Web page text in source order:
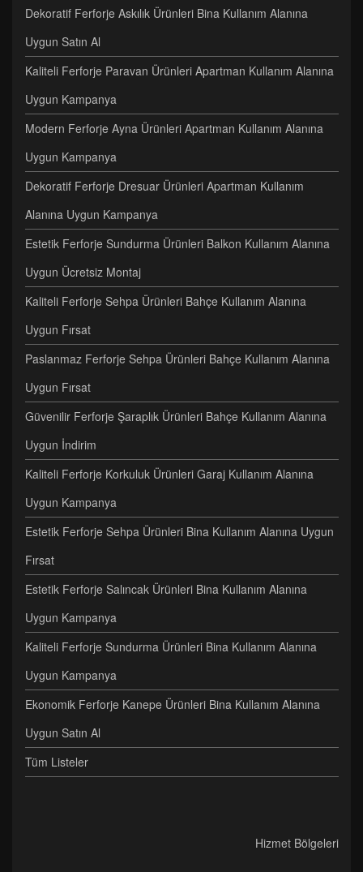
Dekoratif Ferforje Askılık Ürünleri Bina Kullanım Alanına
Uygun Satın Al
Kaliteli Ferforje Paravan Ürünleri Apartman Kullanım Alanına
Uygun Kampanya
Modern Ferforje Ayna Ürünleri Apartman Kullanım Alanına
Uygun Kampanya
Dekoratif Ferforje Dresuar Ürünleri Apartman Kullanım
Alanına Uygun Kampanya
Estetik Ferforje Sundurma Ürünleri Balkon Kullanım Alanına
Uygun Ücretsiz Montaj
Kaliteli Ferforje Sehpa Ürünleri Bahçe Kullanım Alanına
Uygun Fırsat
Paslanmaz Ferforje Sehpa Ürünleri Bahçe Kullanım Alanına
Uygun Fırsat
Güvenilir Ferforje Şaraplık Ürünleri Bahçe Kullanım Alanına
Uygun İndirim
Kaliteli Ferforje Korkuluk Ürünleri Garaj Kullanım Alanına
Uygun Kampanya
Estetik Ferforje Sehpa Ürünleri Bina Kullanım Alanına Uygun
Fırsat
Estetik Ferforje Salıncak Ürünleri Bina Kullanım Alanına
Uygun Kampanya
Kaliteli Ferforje Sundurma Ürünleri Bina Kullanım Alanına
Uygun Kampanya
Ekonomik Ferforje Kanepe Ürünleri Bina Kullanım Alanına
Uygun Satın Al
Tüm Listeler
Hizmet Bölgeleri